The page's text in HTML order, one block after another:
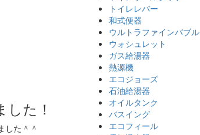
た！
した＾＾
トイレレバー
和式便器
ウルトラファインバブル
ウォシュレット
ガス給湯器
熱源機
エコジョーズ
石油給湯器
オイルタンク
バスイング
エコフィール